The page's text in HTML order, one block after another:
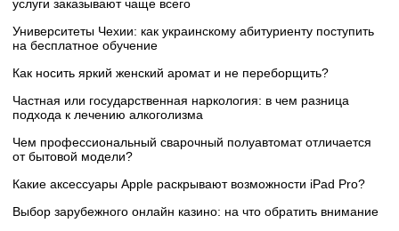
услуги заказывают чаще всего
Университеты Чехии: как украинскому абитуриенту поступить
на бесплатное обучение
Как носить яркий женский аромат и не переборщить?
Частная или государственная наркология: в чем разница
подхода к лечению алкоголизма
Чем профессиональный сварочный полуавтомат отличается
от бытовой модели?
Какие аксессуары Apple раскрывают возможности iPad Pro?
Выбор зарубежного онлайн казино: на что обратить внимание